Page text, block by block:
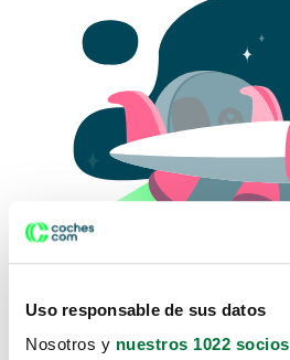
Uso responsable de sus datos
Nosotros y nuestros 1022 socios